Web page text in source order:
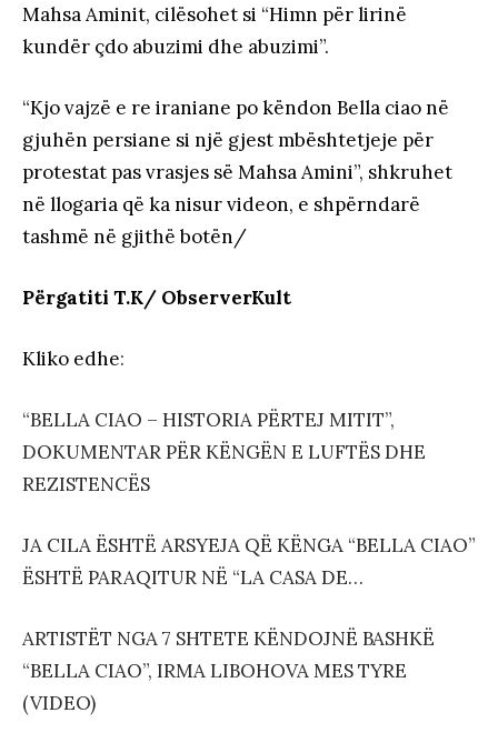
Mahsa Aminit, cilësohet si “Himn për lirinë
kundër çdo abuzimi dhe abuzimi”.
“Kjo vajzë e re iraniane po këndon Bella ciao në
gjuhën persiane si një gjest mbështetjeje për
protestat pas vrasjes së Mahsa Amini”, shkruhet
në llogaria që ka nisur videon, e shpërndarë
tashmë në gjithë botën/
Përgatiti T.K/ ObserverKult
Kliko edhe:
“BELLA CIAO – HISTORIA PËRTEJ MITIT”,
DOKUMENTAR PËR KËNGËN E LUFTËS DHE
REZISTENCËS
JA CILA ËSHTË ARSYEJA QË KËNGA “BELLA CIAO”
ËSHTË PARAQITUR NË “LA CASA DE…
ARTISTËT NGA 7 SHTETE KËNDOJNË BASHKË
“BELLA CIAO”, IRMA LIBOHOVA MES TYRE
(VIDEO)